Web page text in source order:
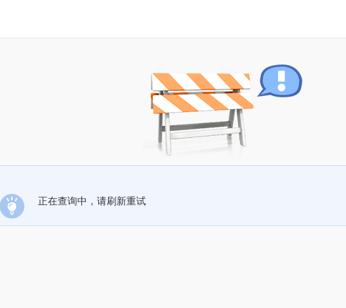
正在查询中，请刷新重试